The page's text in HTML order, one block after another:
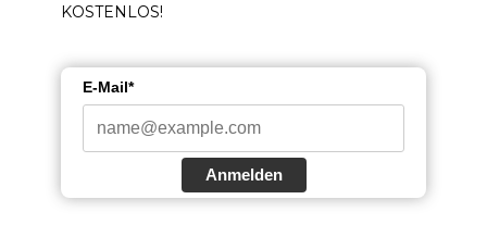
KOSTENLOS!
E-Mail*
Anmelden